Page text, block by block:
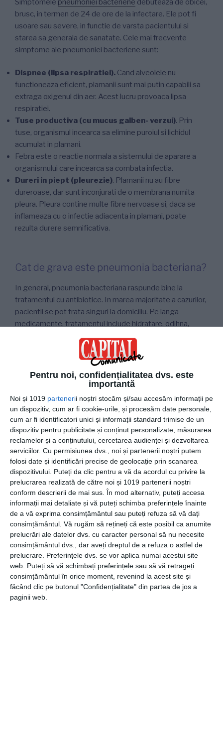
Pentru noi, confidențialitatea dvs. este
importantă
Noi și 1019 partenerii noștri stocăm și/sau accesăm informații pe
un dispozitiv, cum ar fi cookie-urile, și procesăm date personale,
cum ar fi identificatori unici și informații standard trimise de un
dispozitiv pentru publicitate și conținut personalizate, măsurarea
reclamelor și a conținutului, cercetarea audienței și dezvoltarea
serviciilor. Cu permisiunea dvs., noi și partenerii noștri putem
folosi date și identificări precise de geolocație prin scanarea
dispozitivului. Puteți da clic pentru a vă da acordul cu privire la
prelucrarea realizată de către noi și 1019 partenerii noștri
conform descrierii de mai sus. În mod alternativ, puteți accesa
informații mai detaliate și vă puteți schimba preferințele înainte
de a vă exprima consimțământul sau puteți refuza să vă dați
consimțământul. Vă rugăm să rețineți că este posibil ca anumite
prelucrări ale datelor dvs. cu caracter personal să nu necesite
consimțământul dvs., dar aveți dreptul de a refuza o astfel de
prelucrare. Preferințele dvs. se vor aplica numai acestui site
web. Puteți să vă schimbați preferințele sau să vă retrageți
consimțământul în orice moment, revenind la acest site și
făcând clic pe butonul "Confidențialitate" din partea de jos a
paginii web.
Simptomele pneumoniei bacteriene debuteaza de obicei,
brusc, in termen de 24 de ore de la infectare. Ele pot fi
usoare sau severe, in functie de varsta pacientului si
starea sa generala de sanatate. Cele mai frecvente
simptome ale pneumoniei bacteriene sunt:
Dispnee (lipsa respiratiei). Cand alveolele nu
functioneaza eficient, plamanii sunt mai putin capabili sa
extraga oxigenul din aer. Acest lucru provoaca lipsa
respiratiei.
Tuse productiva (cu mucus galben- verzui). Prin
tuse, organismul incearca sa elimine puroiul si lichidul
acumulat in plamani.
Febra este o reactie normala a sistemului de aparare a
organismului care incearca sa combata infectia.
Dureri in piept (pleurezie). Plamanii nu au fibre
dureroase, dar sunt inconjurati de o membrana numita
pleura. Pleura contine multe fibre nervoase si, daca se
inflameaza cu o infectie adiacenta in plamani, poate
rezulta durere semnificativa.
Cat de grava este pneumonia bacteriana?
In general, pneumonia bacteriana raspunde bine la
tratamentul cu antibiotice. In marea majoritate a cazurilor,
pacientii se pot trata singuri la domiciliu. Pe langa
medicamente, tratamentul include hidratare, odihna,
nutritie sanatoasa si renuntarea la fumat.
Pneumonia dobandita in spital este cea mai periculoasa
deoarece bacteriile care o cauzeaza pot fi mai rezistente
In plus, persoanele care se imbolnavesc au deja alte boli
grave. De obicei, pacientii care se afla in unitatile de
terapie intensiva prezinta un risc mai mare de dezvoltare
a acestui tip de pneumonie.
Fara un tratament adecvat, pneumonia poate avea o rata
generala a mortalitatii mai mare de 30%.
In concluzie, pneumonia bacteriana este cauzata de
infectia plamanilor cu o bacterie.
De obicei, este o afectiune care se vindeca complet, cu
tratament corespunzator. Totusi, in unele cazuri poate
provoca probleme grave de sanatate, principalii factori
de risc pentru dezvoltarea complicatiilor fiind varsta
pacientului, comorbiditatile acestuia si severitatea
infectiei. Este important sa cunosti cauzele pneumoniei si